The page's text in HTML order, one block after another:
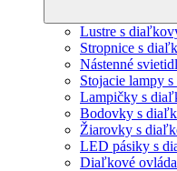
Lustre s
Stropnice s
Nástenné
Stojacie lampy
Lampičky s
Bodovky s
Žiarovky s
LED pásiky s
Diaľkové